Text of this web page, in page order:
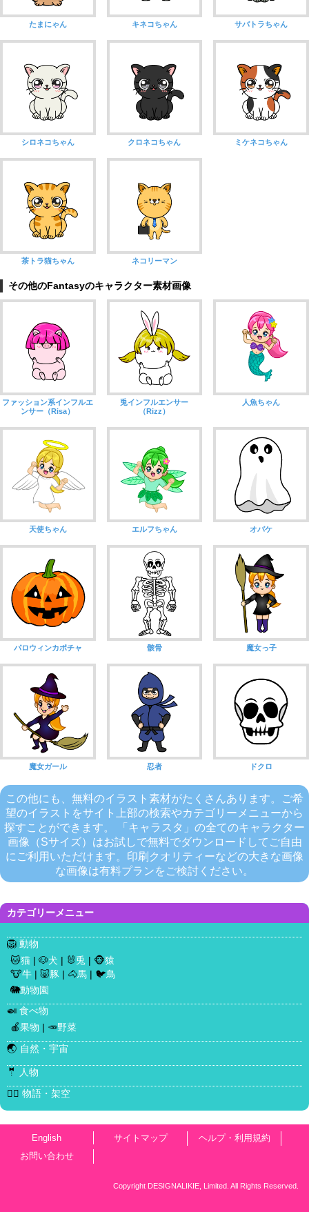
カテゴリーメニュー
🦁 動物
🐱猫 | 🐶犬 | 🐰兎 | 🐵猿
🐮牛 | 🐷豚 | 🐴馬 | 🐦鳥
🐘動物園
🍛 食べ物
🍎果物 | 🥕野菜
🌏 自然・宇宙
🤵
人物
🧜‍♀️ 物語・架空
たまにゃん キネコちゃん サバトラちゃん
シロネコちゃん クロネコちゃん ミケネコちゃん
茶トラ猫ちゃん ネコリーマン
その他のFantasyのキャラクター素材画像
ファッション系インフルエ
ンサー（Risa）
兎インフルエンサー
（Rizz）
人魚ちゃん
天使ちゃん エルフちゃん オバケ
パロウィンカボチャ 骸骨 魔女っ子
魔女ガール 忍者 ドクロ
この他にも、無料のイラスト素材がたくさんあります。ご希
望のイラストをサイト上部の検索やカテゴリーメニューから
探すことができます。 「キャラスタ」の全てのキャラクター
画像（Sサイズ）はお試しで無料でダウンロードしてご自由
にご利用いただけます。印刷クオリティーなどの大きな画像
な画像は有料プランをご検討ください。
English サイトマップ
ヘルプ・利用規約
お問い合わせ
Copyright DESIGNALIKIE, Limited. All Rights Reserved.